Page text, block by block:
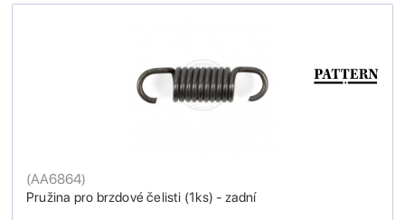
Pružina pro brzdové čelisti (1ks) - zadní
(AA6864)